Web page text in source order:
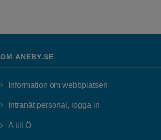
OM ANEBY.SE
Information om webbplatsen
Intranät personal, logga in Länk till annan
A till Ö